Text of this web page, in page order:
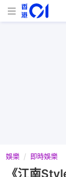
娛樂 即時娛樂
《江南